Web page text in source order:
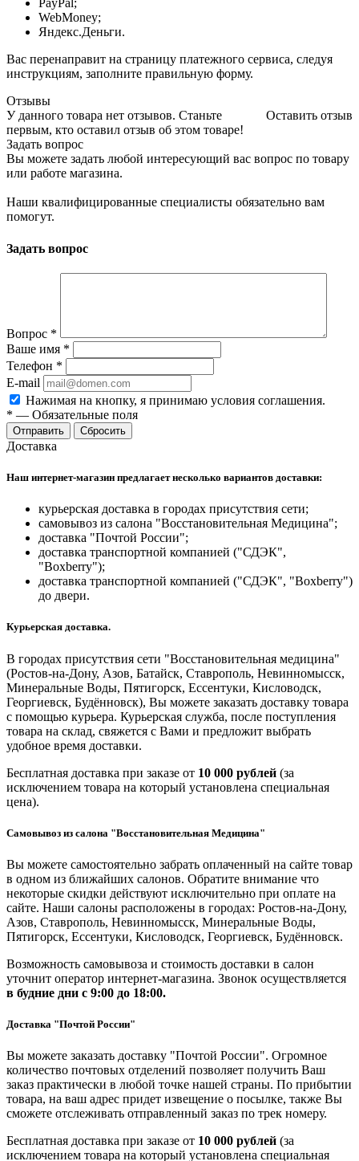
PayPal;
WebMoney;
Яндекс.Деньги.
Вас перенаправит на страницу платежного сервиса, следуя
инструкциям, заполните правильную форму.
Отзывы
Оставить отзыв
У данного товара нет отзывов. Станьте
первым, кто оставил отзыв об этом товаре!
Задать вопрос
Вы можете задать любой интересующий вас вопрос по товару
или работе магазина.
Наши квалифицированные специалисты обязательно вам
помогут.
Задать вопрос
Вопрос *
Ваше имя *
Телефон *
E-mail
Нажимая на кнопку, я принимаю условия соглашения.
* — Обязательные поля
Отправить Сбросить
Доставка
Наш интернет-магазин предлагает несколько вариантов доставки:
курьерская доставка в городах присутствия сети;
самовывоз из салона "Восстановительная Медицина";
доставка "Почтой России";
доставка транспортной компанией ("СДЭК",
"Boxberry");
доставка транспортной компанией ("СДЭК", "Boxberry")
до двери.
Курьерская доставка.
В городах присутствия сети "Восстановительная медицина"
(Ростов-на-Дону, Азов, Батайск, Ставрополь, Невинномысск,
Минеральные Воды, Пятигорск, Ессентуки, Кисловодск,
Георгиевск, Будённовск), Вы можете заказать доставку товара
с помощью курьера. Курьерская служба, после поступления
товара на склад, свяжется с Вами и предложит выбрать
удобное время доставки.
Бесплатная доставка при заказе от 10 000 рублей (за
исключением товара на который установлена специальная
цена).
Самовывоз из салона "Восстановительная Медицина"
Вы можете самостоятельно забрать оплаченный на сайте товар
в одном из ближайших салонов. Обратите внимание что
некоторые скидки действуют исключительно при оплате на
сайте. Наши салоны расположены в городах: Ростов-на-Дону,
Азов, Ставрополь, Невинномысск, Минеральные Воды,
Пятигорск, Ессентуки, Кисловодск, Георгиевск, Будённовск.
Возможность самовывоза и стоимость доставки в салон
уточнит оператор интернет-магазина. Звонок осуществляется
в будние дни с 9:00 до 18:00.
Доставка "Почтой России"
Вы можете заказать доставку "Почтой России". Огромное
количество почтовых отделений позволяет получить Ваш
заказ практически в любой точке нашей страны. По прибытии
товара, на ваш адрес придет извещение о посылке, также Вы
сможете отслеживать отправленный заказ по трек номеру.
Бесплатная доставка при заказе от 10 000 рублей (за
исключением товара на который установлена специальная